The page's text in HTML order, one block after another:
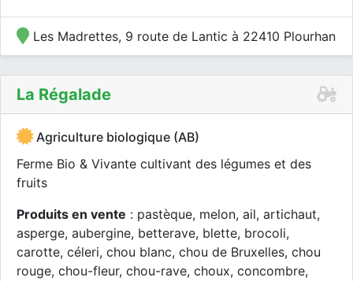
Les Madrettes, 9 route de Lantic à 22410 Plourhan
La Régalade
Agriculture biologique (AB)
Ferme Bio & Vivante cultivant des légumes et des
fruits
Produits en vente : pastèque, melon, ail, artichaut,
asperge, aubergine, betterave, blette, brocoli,
carotte, céleri, chou blanc, chou de Bruxelles, chou
rouge, chou-fleur, chou-rave, choux, concombre,